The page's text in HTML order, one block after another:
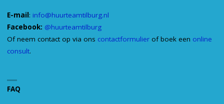
E-mail: info@huurteamtilburg.nl
Facebook: @huurteamtilburg
Of neem contact op via ons contactformulierof boek een online
consult.
FAQ